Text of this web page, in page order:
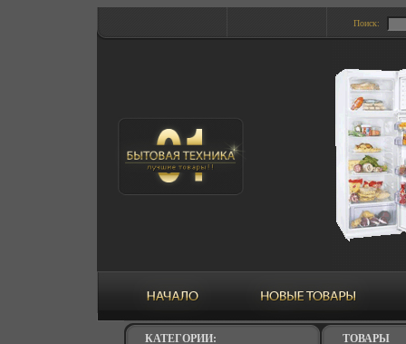
Поиск:
КАТЕГОРИИ: ТОВАРЫ